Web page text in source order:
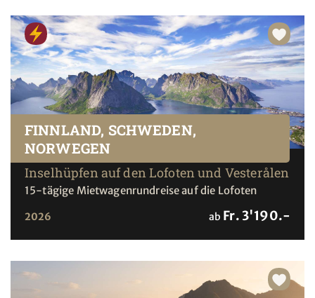
FINNLAND, SCHWEDEN,
NORWEGEN
Inselhüpfen auf den Lofoten und Vesterålen
15-tägige Mietwagenrundreise auf die Lofoten
2026 ab Fr. 3'190.-